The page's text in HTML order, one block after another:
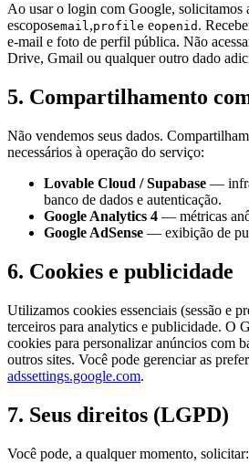
Ao usar o login com Google, solicitamos
escoposemail,profile eopenid .
e-mail e foto de perfil pública. Não
Drive, Gmail ou qualquer outro dado
5. Compartilhamento
Não vendemos seus dados.
necessários à operação do serviço:
Lovable Cloud / Supabase —
banco de dados e autenticação.
Google Analytics 4 — métricas
Google AdSense — exibição de
6. Cookies e publicidade
Utilizamos cookies essenciais (sessão e
terceiros para analytics e publicidade. O
cookies para personalizar anúncios com
outros sites. Você pode gerenciar as
adssettings.google.com.
7. Seus direitos (LGPD)
Você pode, a qualquer momento, solicitar: